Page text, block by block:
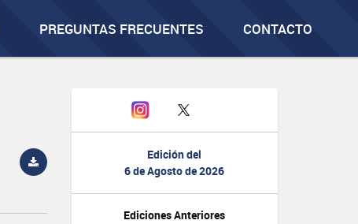
PREGUNTAS FRECUENTES CONTACTO
Edición del
6 de Agosto de 2026
Ediciones Anteriores